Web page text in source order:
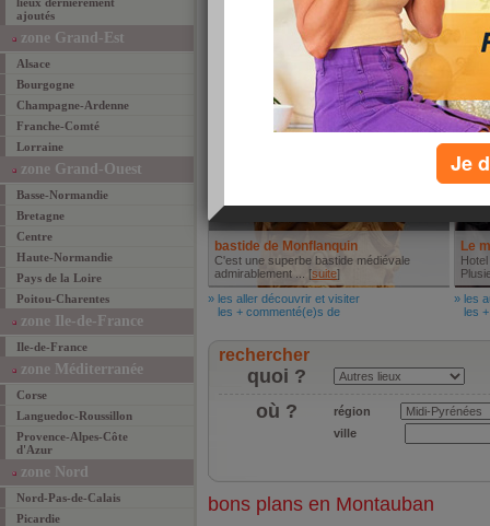
ajoutés
zone Grand-Est
Alsace
Bourgogne
Champagne-Ardenne
Franche-Comté
Lorraine
zone Grand-Ouest
Basse-Normandie
Bretagne
Centre
Haute-Normandie
Pays de la Loire
Poitou-Charentes
zone Ile-de-France
Ile-de-France
zone Méditerranée
Corse
Languedoc-Roussillon
Provence-Alpes-Côte
d'Azur
zone Nord
Nord-Pas-de-Calais
Picardie
Chateau St Marcel
tres bon restaurant [ suite]
» les mieux manger
les + commenté(e)s de
Aller découvrir et visiter
bastide de Monflanquin
C'est une superbe bastide médiévale
admirablement ... [suite]
» les aller découvrir et visiter
les + commenté(e)s de
Le
» les
les +
rechercher
quoi ?
où ?
région
ville
bons plans en Montauban
Je